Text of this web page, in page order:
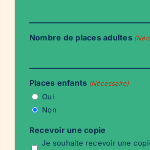
Nombre de places adultes
Places enfants (Nécessaire)
Oui
Non
Recevoir une copie
Je souhaite recevoir une